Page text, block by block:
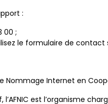
:
00 ;
le formulaire de contact
Nommage Internet en
est l’organisme